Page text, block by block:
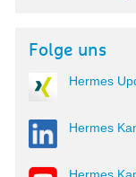
Folge uns
Hermes
Hermes